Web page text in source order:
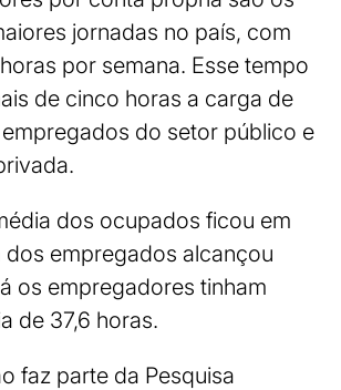
jornadas no país, com
por semana. Esse tempo
de cinco horas a carga de
do setor público e
dos ocupados ficou em
dos empregados alcançou
os empregadores tinham
de 37,6 horas.
faz parte da Pesquisa